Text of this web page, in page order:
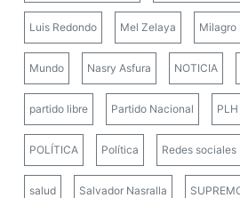
Luis Redondo Mel Zelaya Milagro
Mundo Nasry Asfura NOTICIA
partido libre Partido Nacional PLH
POLÍTICA Política Redes sociales
salud Salvador Nasralla